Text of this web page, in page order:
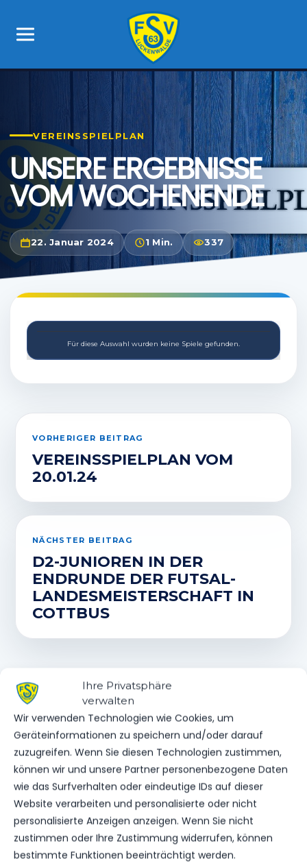
Ihre Privatsphäre
verwalten
Wir verwenden Technologien wie Cookies, um
Geräteinformationen zu speichern und/oder darauf
zuzugreifen. Wenn Sie diesen Technologien zustimmen,
können wir und unsere Partner personenbezogene Daten
wie das Surfverhalten oder eindeutige IDs auf dieser
Website verarbeiten und personalisierte oder nicht
personalisierte Anzeigen anzeigen. Wenn Sie nicht
zustimmen oder Ihre Zustimmung widerrufen, können
bestimmte Funktionen beeinträchtigt werden.
VEREINSSPIELPLAN
UNSERE ERGEBNISSE
VOM WOCHENENDE
22. Januar 2024 1 Min. 337
Für diese Auswahl wurden keine Spiele gefunden.
VORHERIGER BEITRAG
VEREINSSPIELPLAN VOM
20.01.24
NÄCHSTER BEITRAG
D2-JUNIOREN IN DER
ENDRUNDE DER FUTSAL-
LANDESMEISTERSCHAFT IN
COTTBUS
WEITERE MELDUNGEN
DAS KÖNNTE DICH
AUCH INTERESSIEREN.
NOFV FIXIERT DIE LETZTEN SPIELTAGE
01. Apr. 2026 202